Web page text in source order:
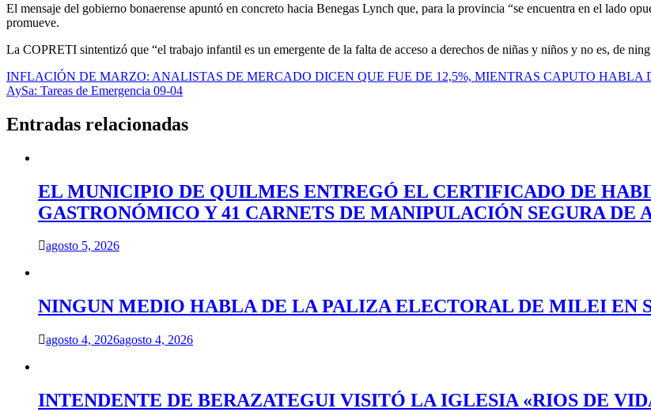
El mensaje del gobierno bonaerense apuntó en concreto hacia Benegas Lynch que, para la provincia “se encuentra en el lado
promueve.
La COPRETI sintentizó que “el trabajo infantil es un emergente de la falta de acceso a derechos de niñas y niños y no es, de
Navegación
de
entradas
INFLACIÓN DE MARZO: ANALISTAS DE MERCADO DICEN QUE FUE DE 12,5%, MIENTRAS CAPUTO HABLA
AySa: Tareas de Emergencia 09-04
Entradas relacionadas
EL MUNICIPIO DE QUILMES ENTREGÓ EL CERTIFICADO DE
GASTRONÓMICO Y 41 CARNETS DE MANIPULACIÓN SEGURA DE
agosto 5, 2026
NINGUN MEDIO HABLA DE LA PALIZA ELECTORAL DE MILEI EN
agosto 4, 2026agosto 4, 2026
INTENDENTE DE BERAZATEGUI VISITÓ LA IGLESIA «RIOS DE